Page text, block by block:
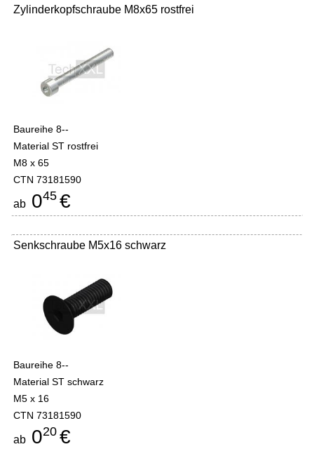
Zylinderkopfschraube M8x65 rostfrei
Baureihe 8--
Material ST rostfrei
M8 x 65
CTN 73181590
ab 045 €
Senkschraube M5x16 schwarz
Baureihe 8--
Material ST schwarz
M5 x 16
CTN 73181590
ab 020 €